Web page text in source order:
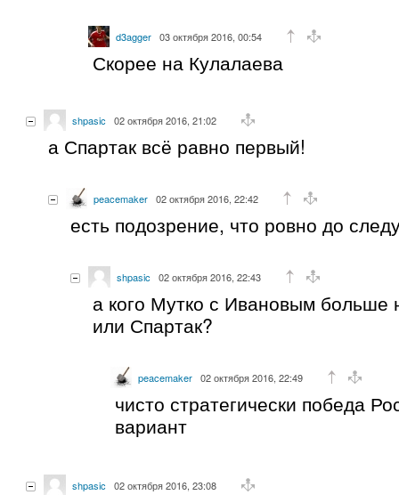
d3agger 03 октября 2016, 00:54
Скорее на Кулалаева
shpasic 02 октября 2016, 21:02
а Спартак всё равно первый!
peacemaker 02 октября 2016, 22:42
есть подозрение, что ровно до
shpasic 02 октября 2016, 22:43
а кого Мутко с Ивановым
или Спартак?
peacemaker 02 октября 2016, 22:49
чисто стратегически победа
вариант
shpasic 02 октября 2016, 23:08